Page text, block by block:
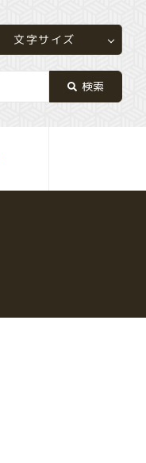
文字サイズ